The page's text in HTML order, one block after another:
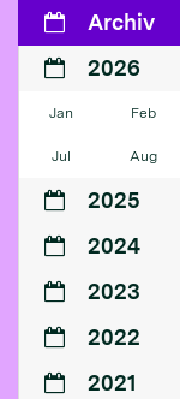
Archiv
2026
Jan Feb
Jul Aug
2025
2024
2023
2022
2021